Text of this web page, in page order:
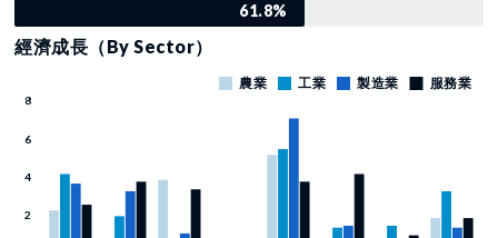
61.8%
經濟成長（By Sector）